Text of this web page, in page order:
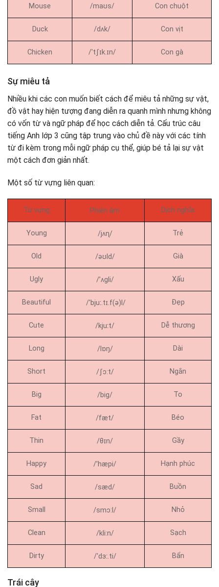
Mouse /maʊs/ Con chuột
Duck /dʌk/ Con vịt
Chicken /ˈtʃɪk.ɪn/ Con gà
Sự miêu tả
Nhiều khi các con muốn biết cách để miêu tả những sự vật,
đồ vật hay hiện tượng đang diễn ra quanh mình nhưng không
có vốn từ và ngữ pháp để học cách diễn tả. Cấu trúc câu
tiếng Anh lớp 3 cũng tập trung vào chủ đề này với các tính
từ đi kèm trong mỗi ngữ pháp cụ thể, giúp bé tả lại sự vật
một cách đơn giản nhất.
Một số từ vựng liên quan:
Từ vựng Phiên âm Dịch nghĩa
Young /jʌɳ/ Trẻ
Old /əʊld/ Già
Ugly /’ʌgli/ Xấu
Beautiful /ˈbjuː.tɪ.f(ə)l/ Đẹp
Cute /kjuːt/ Dễ thương
Long /lɒŋ/ Dài
Short /ʃɔ:t/ Ngắn
Big /big/ To
Fat /fæt/ Béo
Thin /θɪn/ Gầy
Happy /’hæpi/ Hạnh phúc
Sad /sæd/ Buồn
Small /smɔ:l/ Nhỏ
Clean /kli:n/ Sạch
Dirty /ˈdɜː.ti/ Bẩn
Trái cây